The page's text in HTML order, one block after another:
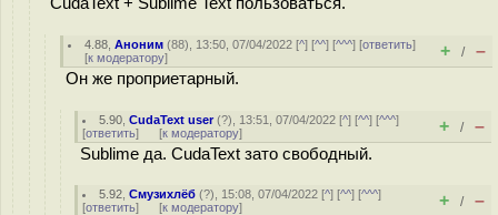
4.88 ,Аноним (88), 13:50, 07/04/2022 [^] [^^] [^^^] [ответить]
[к модератору] + / –
Он же проприетарный.
5.90 ,CudaText user(?), 13:51, 07/04/2022 [^] [^^] [^^^]
[ответить] [к модератору] + / –
Sublime да. CudaText зато свободный.
5.92 ,Смузихлёб (?), 15:08, 07/04/2022 [^] [^^] [^^^]
[ответить] [к модератору] + / –